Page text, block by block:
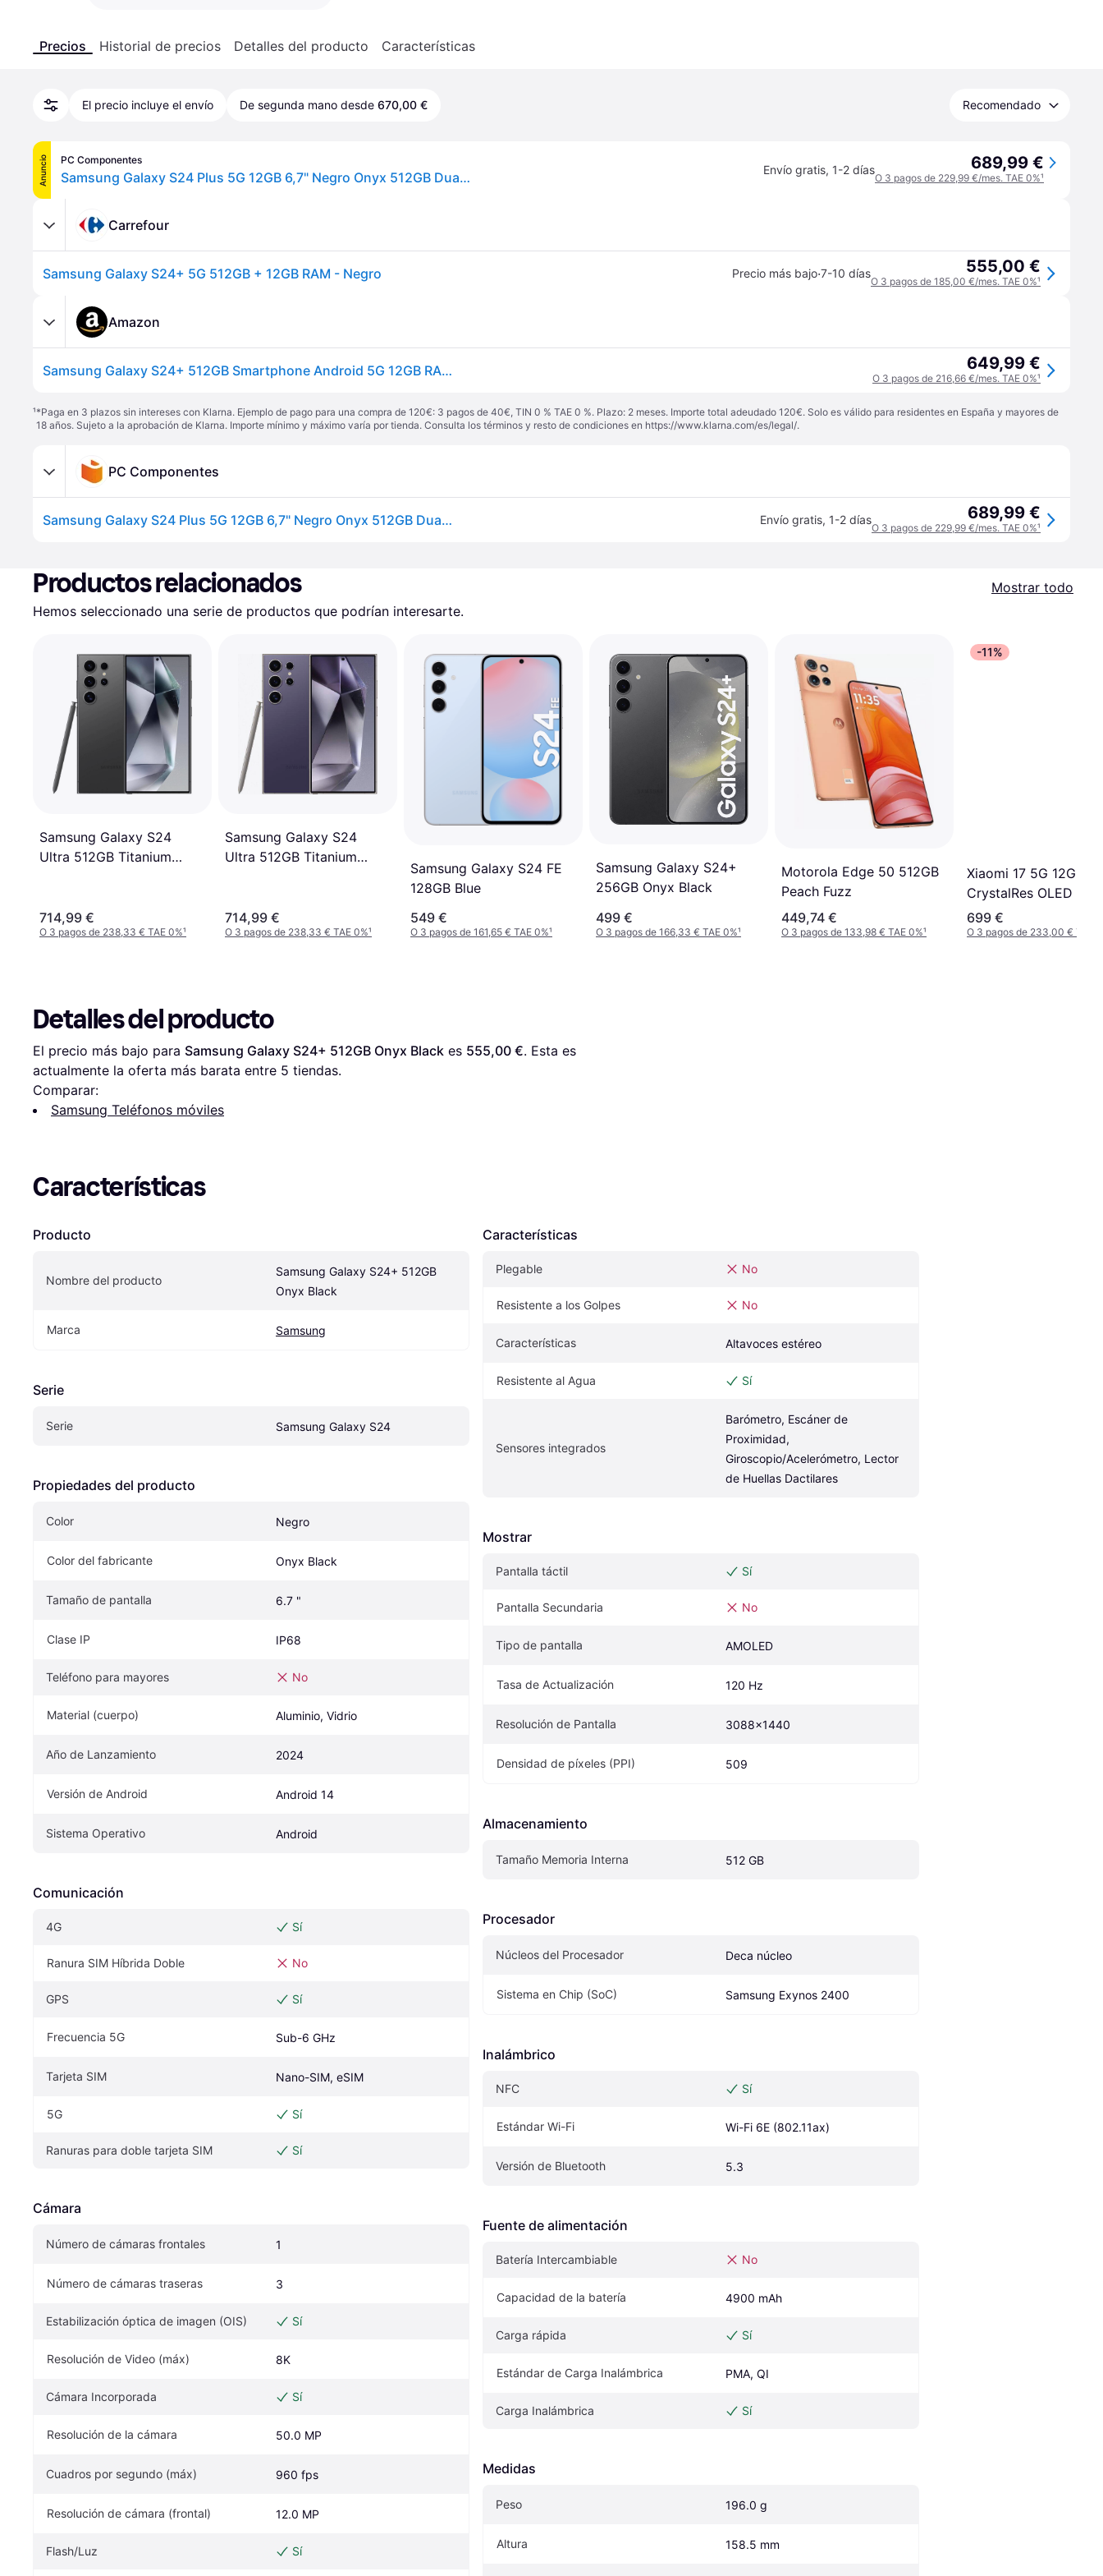
Precios Historial de precios Detalles del producto Características
El precio incluye el envío De segunda mano desde 670,00 € Recomendado
Anuncio PC Componentes
Samsung Galaxy S24 Plus 5G 12GB 6,7" Negro Onyx 512GB Dual SIM Envío gratis, 1-2 días 689,99 €
O 3 pagos de 229,99 €/mes. TAE 0%¹
Carrefour
Samsung Galaxy S24+ 5G 512GB + 12GB RAM - Negro Precio más bajo·7-10 días 555,00 €
O 3 pagos de 185,00 €/mes. TAE 0%¹
Amazon
Samsung Galaxy S24+ 512GB Smartphone Android 5G 12GB RAM AI Display 6.7" QHD+Dynamic AMOLED 2X Fotocamera 50MP 4.900 mAh (Negro) 649,99 €
O 3 pagos de 216,66 €/mes. TAE 0%¹
¹*Paga en 3 plazos sin intereses con Klarna. Ejemplo de pago para una compra de 120€: 3 pagos de 40€, TIN 0 % TAE 0 %. Plazo: 2 meses. Importe total adeudado 120€. Solo es válido para residentes en España y mayores de
18 años. Sujeto a la aprobación de Klarna. Importe mínimo y máximo varía por tienda. Consulta los términos y resto de condiciones en https://www.klarna.com/es/legal/.
PC Componentes
Samsung Galaxy S24 Plus 5G 12GB 6,7" Negro Onyx 512GB Dual SIM Envío gratis, 1-2 días 689,99 €
O 3 pagos de 229,99 €/mes. TAE 0%¹
Productos relacionados
Mostrar todo
Hemos seleccionado una serie de productos que podrían interesarte.
Samsung Galaxy S24
Ultra 512GB Titanium
714,99 €
O 3 pagos de 238,33 € TAE 0%¹
Samsung Galaxy S24
Ultra 512GB Titanium
714,99 €
O 3 pagos de 238,33 € TAE 0%¹
Samsung Galaxy S24 FE
128GB Blue
549 €
O 3 pagos de 161,65 € TAE 0%¹
Samsung Galaxy S24+
256GB Onyx Black
499 €
O 3 pagos de 166,33 € TAE 0%¹
Motorola Edge 50 512GB
Peach Fuzz
449,74 €
O 3 pagos de 133,98 € TAE 0%¹
-11%
Xiaomi 17 5G 12GB
CrystalRes OLED
699 €
O 3 pagos de 233,00 € TAE
Detalles del producto
El precio más bajo para Samsung Galaxy S24+ 512GB Onyx Black es 555,00 €. Esta es
actualmente la oferta más barata entre 5 tiendas.
Comparar:
Samsung Teléfonos móviles
Características
Producto
Nombre del producto
Samsung Galaxy S24+ 512GB
Onyx Black
Marca Samsung
Serie
Serie Samsung Galaxy S24
Propiedades del producto
Color Negro
Color del fabricante Onyx Black
Tamaño de pantalla 6.7 "
Clase IP IP68
Teléfono para mayores No
Material (cuerpo) Aluminio, Vidrio
Año de Lanzamiento 2024
Versión de Android Android 14
Sistema Operativo Android
Comunicación
4G Sí
Ranura SIM Híbrida Doble No
GPS Sí
Frecuencia 5G Sub-6 GHz
Tarjeta SIM Nano-SIM, eSIM
5G Sí
Ranuras para doble tarjeta SIM Sí
Cámara
Número de cámaras frontales 1
Número de cámaras traseras 3
Estabilización óptica de imagen (OIS) Sí
Resolución de Video (máx) 8K
Cámara Incorporada Sí
Resolución de la cámara 50.0 MP
Cuadros por segundo (máx) 960 fps
Resolución de cámara (frontal) 12.0 MP
Flash/Luz Sí
Características
Plegable No
Resistente a los Golpes No
Características Altavoces estéreo
Resistente al Agua Sí
Sensores integrados
Barómetro, Escáner de
Proximidad,
Giroscopio/Acelerómetro, Lector
de Huellas Dactilares
Mostrar
Pantalla táctil Sí
Pantalla Secundaria No
Tipo de pantalla AMOLED
Tasa de Actualización 120 Hz
Resolución de Pantalla 3088x1440
Densidad de píxeles (PPI) 509
Almacenamiento
Tamaño Memoria Interna 512 GB
Procesador
Núcleos del Procesador Deca núcleo
Sistema en Chip (SoC) Samsung Exynos 2400
Inalámbrico
NFC Sí
Estándar Wi-Fi Wi-Fi 6E (802.11ax)
Versión de Bluetooth 5.3
Fuente de alimentación
Batería Intercambiable No
Capacidad de la batería 4900 mAh
Carga rápida Sí
Estándar de Carga Inalámbrica PMA, QI
Carga Inalámbrica Sí
Medidas
Peso 196.0 g
Altura 158.5 mm